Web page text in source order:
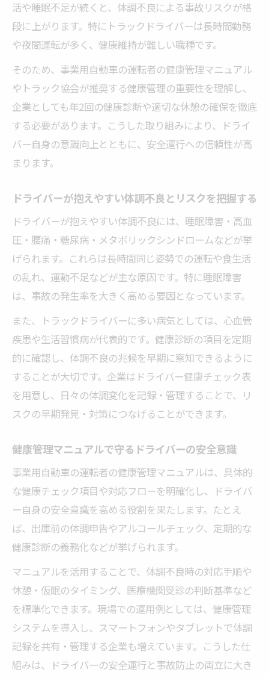
イント
健康診断と日常チェックの役割分担を明確
ドライバーの健康診断結果を事故防止に結
び付ける方法
ドライバーの睡眠不足対策と其の効果とは
睡眠不足がドライバーに及ぼす影響と注意
方とは
仮眠・休憩の工夫で安全運行に繋げる体調
管理
深夜業務と睡眠確保のバランスをとる実践
法
健康管理システムを活かした睡眠データの
活用例
現場で役立つ体調管理ノートの活用法
ドライバー体調管理ノートの記録項目と使
い方を解説
毎日の記録でわかる体調変化と健康リスク
の早期発見
例を紹介
ノートと健康チェック表の効果的な連携活
用術
ドライバーが自発的に続けられる記録のコ
ツとは
ドライバーの健康起因事故防止に必要な具
体策まとめ
健康管理システム導入で変わる現場の安全
対策
体調不良時の対応フローとリスク低減の工
活や睡眠不足が続くと、体調不良による事故リスクが格
段に上がります。特にトラックドライバーは長時間勤務
や夜間運転が多く、健康維持が難しい職種です。
そのため、事業用自動車の運転者の健康管理マニュアル
やトラック協会が推奨する健康管理の重要性を理解し、
企業としても年2回の健康診断や適切な休憩の確保を徹底
する必要があります。こうした取り組みにより、ドライ
バー自身の意識向上とともに、安全運行への信頼性が高
まります。
ドライバーが抱えやすい体調不良とリスクを把握する
ドライバーが抱えやすい体調不良には、睡眠障害・高血
圧・腰痛・糖尿病・メタボリックシンドロームなどが挙
げられます。これらは長時間同じ姿勢での運転や食生活
の乱れ、運動不足などが主な原因です。特に睡眠障害
は、事故の発生率を大きく高める要因となっています。
また、トラックドライバーに多い病気としては、心血管
疾患や生活習慣病が代表的です。健康診断の項目を定期
的に確認し、体調不良の兆候を早期に察知できるように
することが大切です。企業はドライバー健康チェック表
を用意し、日々の体調変化を記録・管理することで、リ
スクの早期発見・対策につなげることができます。
健康管理マニュアルで守るドライバーの安全意識
事業用自動車の運転者の健康管理マニュアルは、具体的
な健康チェック項目や対応フローを明確化し、ドライバ
ー自身の安全意識を高める役割を果たします。たとえ
ば、出庫前の体調申告やアルコールチェック、定期的な
健康診断の義務化などが挙げられます。
マニュアルを活用することで、体調不良時の対応手順や
休憩・仮眠のタイミング、医療機関受診の判断基準など
を標準化できます。現場での運用例としては、健康管理
システムを導入し、スマートフォンやタブレットで体調
記録を共有・管理する企業も増えています。こうした仕
組みは、ドライバーの安全運行と事故防止の両立に大き